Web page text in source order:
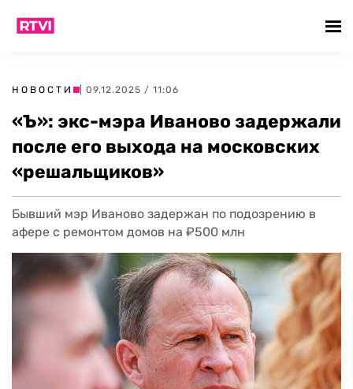
НОВОСТИ | 09.12.2025 / 11:06
«Ъ»: экс-мэра Иваново задержали
после его выхода на московских
«решальщиков»
Бывший мэр Иваново задержан по подозрению в
афере с ремонтом домов на ₽500 млн